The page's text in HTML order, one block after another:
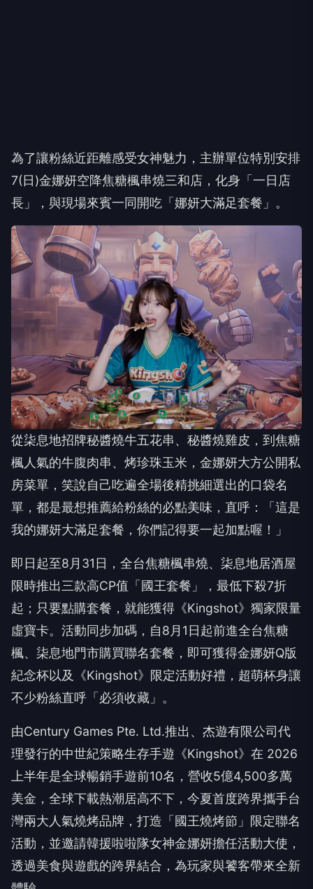
為了讓粉絲近距離感受女神魅力，主辦單位特別安排
7(日)金娜妍空降焦糖楓串燒三和店，化身「一日店
長」，與現場來賓一同開吃「娜妍大滿足套餐」。
從柒息地招牌秘醬燒牛五花串、秘醬燒雞皮，到焦糖
楓人氣的牛腹肉串、烤珍珠玉米，金娜妍大方公開私
房菜單，笑說自己吃遍全場後精挑細選出的口袋名
單，都是最想推薦給粉絲的必點美味，直呼：「這是
我的娜妍大滿足套餐，你們記得要一起加點喔！」
即日起至8月31日，全台焦糖楓串燒、柒息地居酒屋
限時推出三款高CP值「國王套餐」，最低下殺7折
起；只要點購套餐，就能獲得《Kingshot》獨家限量
虛寶卡。活動同步加碼，自8月1日起前進全台焦糖
楓、柒息地門市購買聯名套餐，即可獲得金娜妍Q版
紀念杯以及《Kingshot》限定活動好禮，超萌杯身讓
不少粉絲直呼「必須收藏」。
由Century Games Pte. Ltd.推出、杰遊有限公司代
理發行的中世紀策略生存手遊《Kingshot》在 2026
上半年是全球暢銷手遊前10名，營收5億4,500多萬
美金，全球下載熱潮居高不下，今夏首度跨界攜手台
灣兩大人氣燒烤品牌，打造「國王燒烤節」限定聯名
活動，並邀請韓援啦啦隊女神金娜妍擔任活動大使，
透過美食與遊戲的跨界結合，為玩家與饕客帶來全新